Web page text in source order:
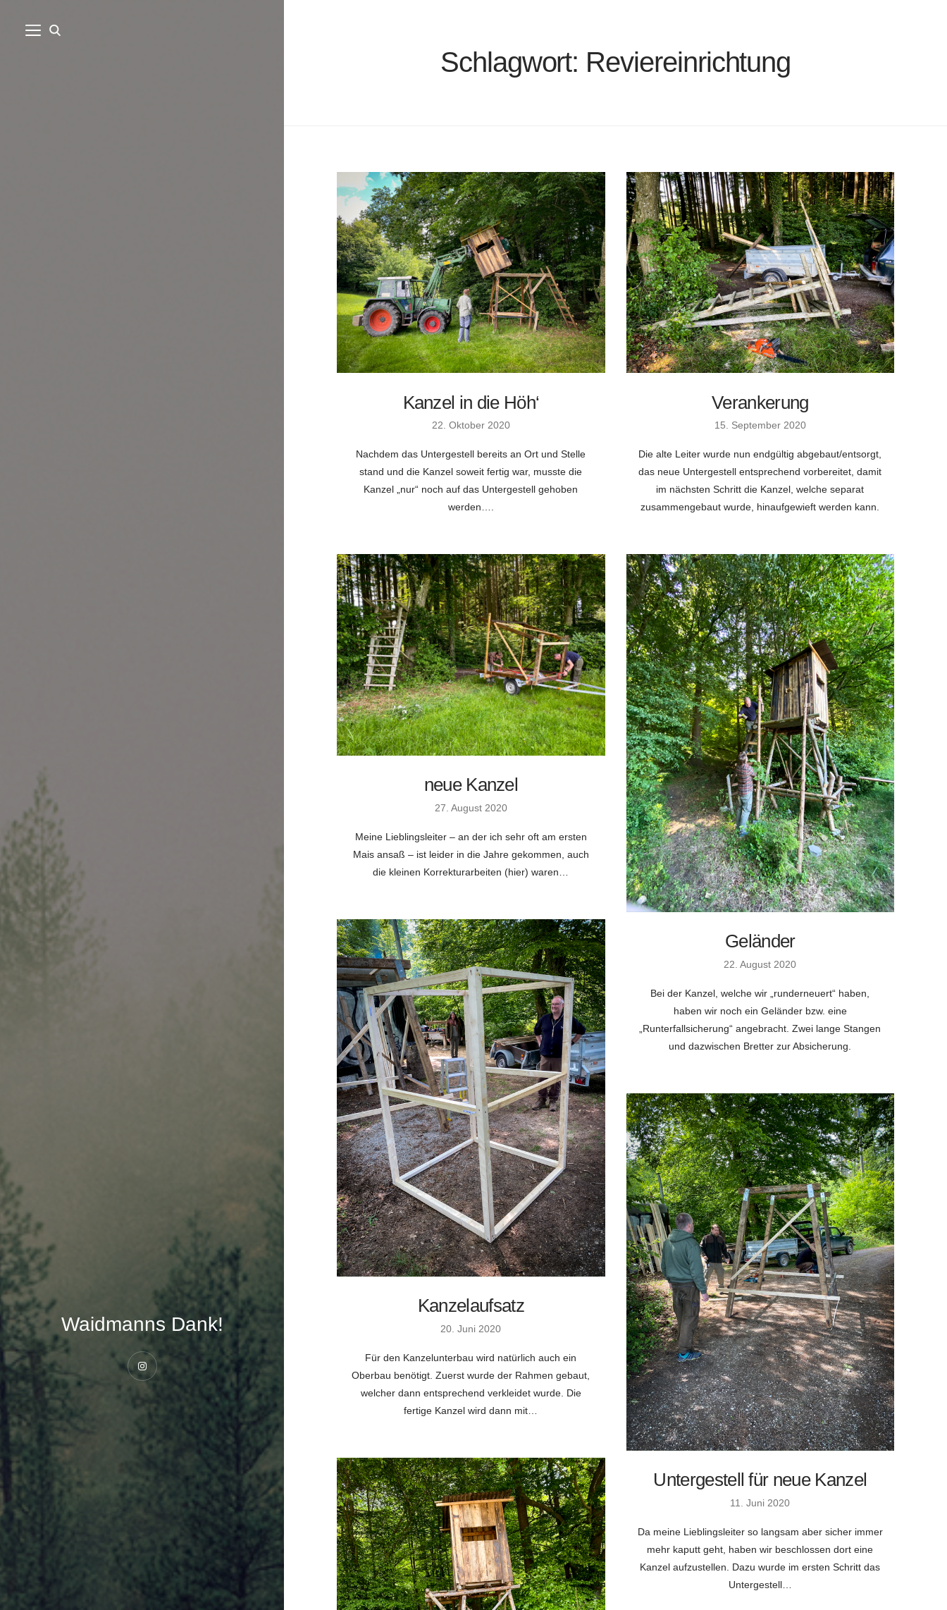
Waidmanns Dank!
Instagram
Schlagwort: Reviereinrichtung
Kanzel in die Höh‘
22. Oktober 2020
Nachdem das Untergestell bereits an Ort und Stelle
stand und die Kanzel soweit fertig war, musste die
Kanzel „nur“ noch auf das Untergestell gehoben
werden….
Verankerung
15. September 2020
Die alte Leiter wurde nun endgültig abgebaut/entsorgt,
das neue Untergestell entsprechend vorbereitet, damit
im nächsten Schritt die Kanzel, welche separat
zusammengebaut wurde, hinaufgewieft werden kann.
neue Kanzel
27. August 2020
Meine Lieblingsleiter – an der ich sehr oft am ersten
Mais ansaß – ist leider in die Jahre gekommen, auch
die kleinen Korrekturarbeiten (hier) waren…
Geländer
22. August 2020
Bei der Kanzel, welche wir „runderneuert“ haben,
haben wir noch ein Geländer bzw. eine
„Runterfallsicherung“ angebracht. Zwei lange Stangen
und dazwischen Bretter zur Absicherung.
Kanzelaufsatz
20. Juni 2020
Für den Kanzelunterbau wird natürlich auch ein
Oberbau benötigt. Zuerst wurde der Rahmen gebaut,
welcher dann entsprechend verkleidet wurde. Die
fertige Kanzel wird dann mit…
Untergestell für neue Kanzel
11. Juni 2020
Da meine Lieblingsleiter so langsam aber sicher immer
mehr kaputt geht, haben wir beschlossen dort eine
Kanzel aufzustellen. Dazu wurde im ersten Schritt das
Untergestell…